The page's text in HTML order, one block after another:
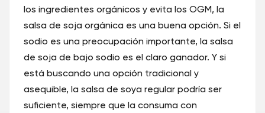
los ingredientes orgánicos y evita los OGM, la
salsa de soja orgánica es una buena opción. Si el
sodio es una preocupación importante, la salsa
de soja de bajo sodio es el claro ganador. Y si
está buscando una opción tradicional y
asequible, la salsa de soya regular podría ser
suficiente, siempre que la consuma con